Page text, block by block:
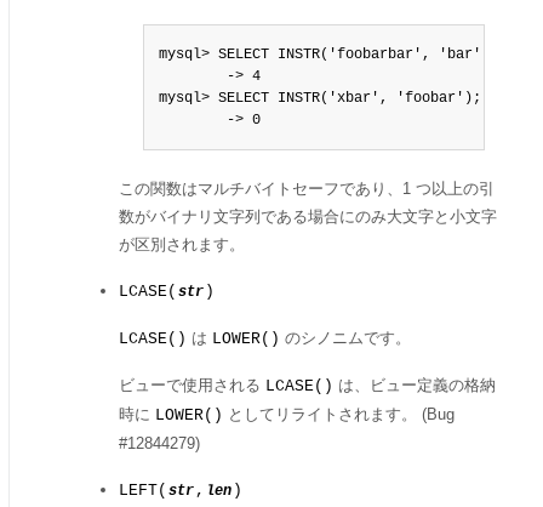
mysql> SELECT INSTR('foobarbar', 'bar');
        -> 4
mysql> SELECT INSTR('xbar', 'foobar');
        -> 0
この関数はマルチバイトセーフであり、1 つ以上の引
数がバイナリ文字列である場合にのみ大文字と小文字
が区別されます。
LCASE( str )
LCASE() は LOWER() のシノニムです。
ビューで使用される LCASE() は、ビュー定義の格納
時に LOWER() としてリライトされます。 (Bug
#12844279)
LEFT( str , len )